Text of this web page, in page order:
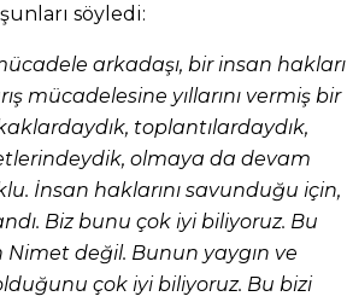
söyledi:
arkadaşı, bir insan hakları
mücadelesine yıllarını vermiş bir
toplantılardaydık,
olmaya da devam
İnsan haklarını savunduğu için,
Biz bunu çok iyi biliyoruz. Bu
değil. Bunun yaygın ve
çok iyi biliyoruz. Bu bizi